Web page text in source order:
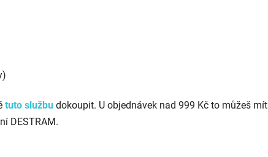
tuto službu dokoupit. U objednávek nad 999 Kč to můžeš mít
DESTRAM.